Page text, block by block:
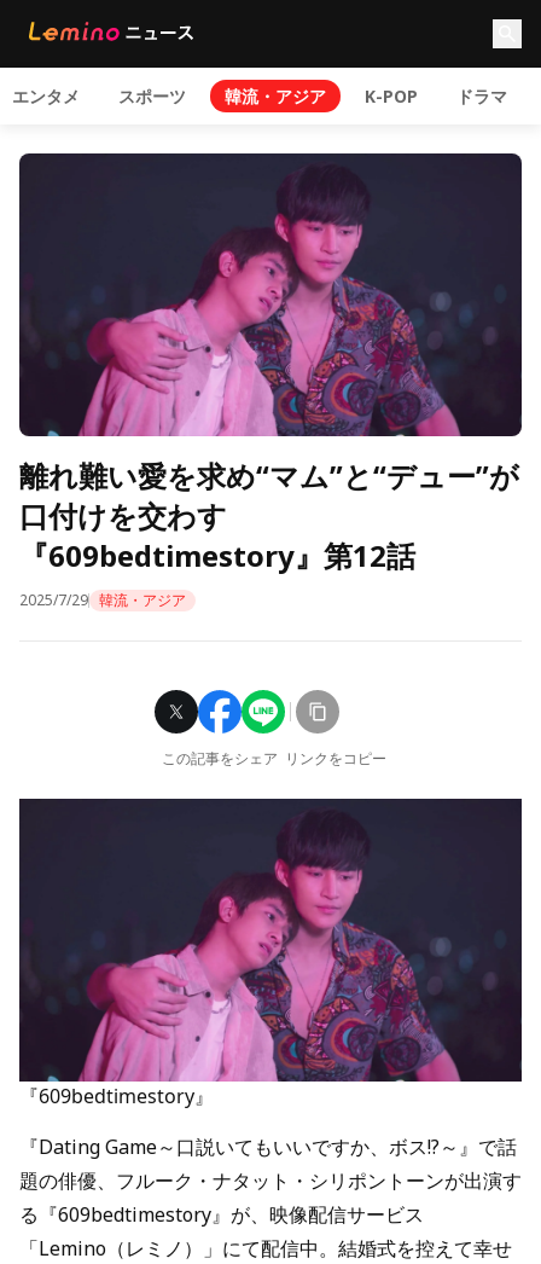
エンタメ スポーツ 韓流・アジア K-POP ドラマ
離れ難い愛を求め“マム”と“デュー”が
口付けを交わす
『609bedtimestory』第12話
2025/7/29 韓流・アジア
この記事をシェア リンクをコピー
『609bedtimestory』
『Dating Game～口説いてもいいですか、ボス!?～』で話
題の俳優、フルーク・ナタット・シリポントーンが出演す
る『609bedtimestory』が、映像配信サービス
「Lemino（レミノ）」にて配信中。結婚式を控えて幸せ